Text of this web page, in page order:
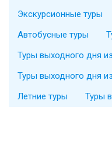
Экскурсионные туры
Автобусные туры
Туры выходного дня
Туры выходного дня
Летние туры
Туры